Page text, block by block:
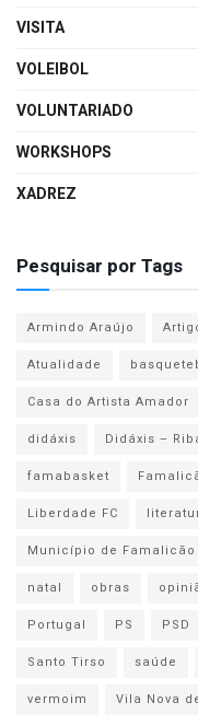
VISITA
VOLEIBOL
VOLUNTARIADO
WORKSHOPS
XADREZ
Pesquisar por Tags
Armindo Araújo
Atualidade
Casa do Artista Amador
didáxis
Didáxis –
famabasket
Liberdade FC
Município de Famalicão
natal
obras
Portugal
PS PSD
Santo Tirso
saúde
vermoim
Vila Nova